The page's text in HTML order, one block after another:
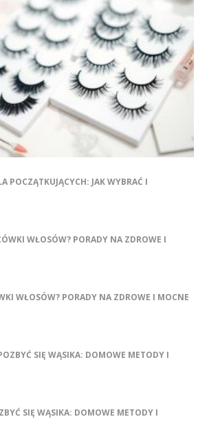
POCZĄTKUJĄCYCH: JAK WYBRAĆ I
WŁOSÓW? PORADY NA ZDROWE I MOCNE
SIĘ WĄSIKA: DOMOWE METODY I